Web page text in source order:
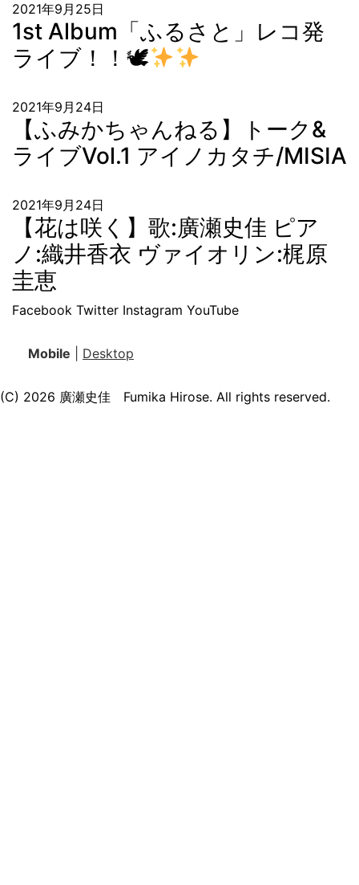
2021年9月25日
1st Album「ふるさと」レコ発
ライブ！！🕊
2021年9月24日
【ふみかちゃんねる】トーク&
ライブVol.1 アイノカタチ/MISIA
2021年9月24日
【花は咲く】歌:廣瀬史佳 ピア
ノ:織井香衣 ヴァイオリン:梶原
圭恵
Facebook Twitter Instagram YouTube
Mobile Desktop
(C) 2026 廣瀬史佳 Fumika Hirose. All rights reserved.